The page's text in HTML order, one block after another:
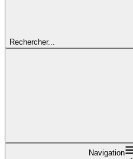
Rechercher...
Navigation